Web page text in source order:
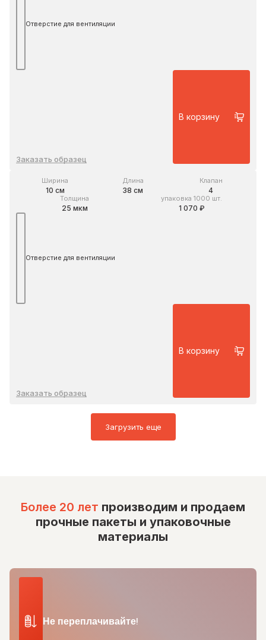
Отверстие для вентиляции
Заказать образец
В корзину
Ширина
10 см
Длина
38 см
Клапан
4
Толщина
25 мкм
упаковка 1000 шт.
1 070 ₽
Отверстие для вентиляции
Заказать образец
В корзину
Загрузить еще
Более 20 лет производим и продаем
прочные пакеты и упаковочные
материалы
Не переплачивайте!